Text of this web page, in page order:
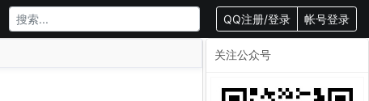
QQ注册/登录 帐号登录
关注公众号